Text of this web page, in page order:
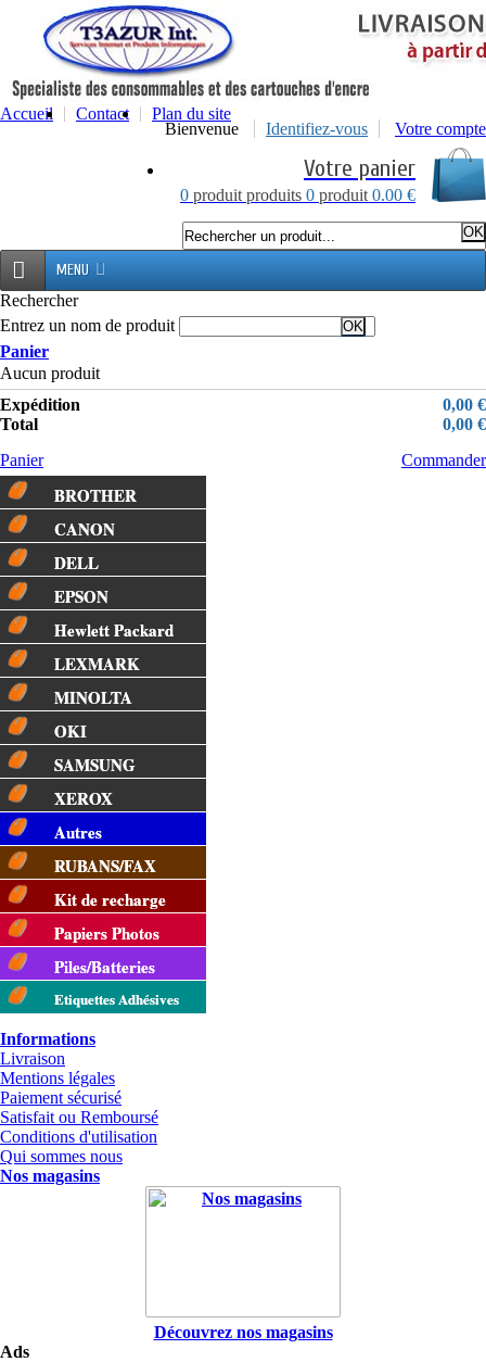
Accueil Contact
Plan du site
Bienvenue
Identifiez-vous Votre compte
Votre panier
0 produit produits 0 produit 0.00 €
MENU
Rechercher
Entrez un nom de produit
Panier
Aucun produit
Expédition
0,00 €
Total
0,00 €
Panier
Commander
BROTHER
CANON
DELL
EPSON
Hewlett Packard
LEXMARK
MINOLTA
OKI
SAMSUNG
XEROX
Autres
RUBANS/FAX
Kit de recharge
Papiers Photos
Piles/Batteries
Etiquettes Adhésives
Informations
Livraison
Mentions légales
Paiement sécurisé
Satisfait ou Remboursé
Conditions d'utilisation
Qui sommes nous
Nos magasins
Découvrez nos magasins
Ads